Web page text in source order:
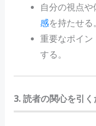
自分の視点
感を持たせる。
重要なポイ
する。
3. 読者の関心を引